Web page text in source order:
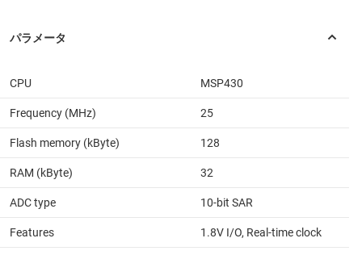
CPU MSP430
Frequency (MHz) 25
Flash memory (kByte) 128
RAM (kByte) 32
ADC type 10-bit SAR
Features 1.8V I/O, Real-time clock